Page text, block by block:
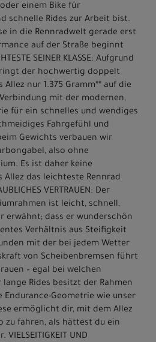
einem Bike für
schnelle Rides zur Arbeit bist.
in die Rennradwelt gerade erst
auf der Straße beginnt
SEINER KLASSE: Aufgrund
der hochwertig doppelt
nur 1.375 Gramm** auf die
mit der modernen,
für ein schnelles und wendiges
Fahrgefühl und
Gewichts verbauen wir
also ohne
Es ist daher keine
Allez das leichteste Rennrad
VERTRAUEN: Der
ist leicht, schnell,
erwähnt; dass er wunderschön
Verhältnis aus Steifigkeit
mit der bei jedem Wetter
von Scheibenbremsen führt
– egal bei welchen
Rides besitzt der Rahmen
Geometrie wie unser
ermöglicht dir, mit dem Allez
zu fahren, als hättest du ein
UND